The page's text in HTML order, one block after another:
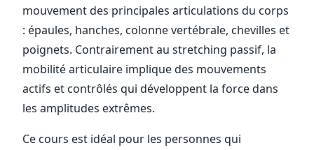
mouvement des principales articulations du corps
: épaules, hanches, colonne vertébrale, chevilles et
poignets. Contrairement au stretching passif, la
mobilité articulaire implique des mouvements
actifs et contrôlés qui développent la force dans
les amplitudes extrêmes.
Ce cours est idéal pour les personnes qui